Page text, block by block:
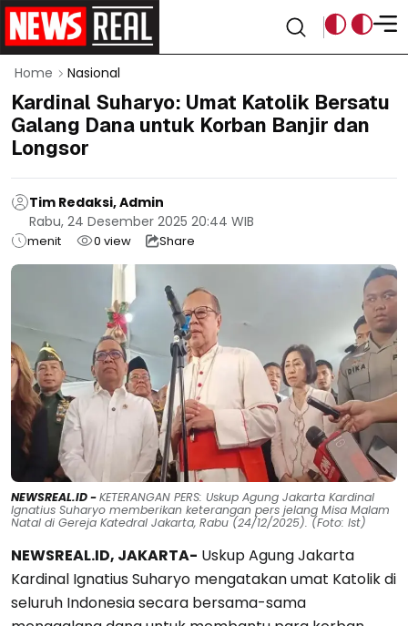
Home Nasional
Kardinal Suharyo: Umat Katolik Bersatu
Galang Dana untuk Korban Banjir dan
Longsor
Tim Redaksi, Admin
Rabu, 24 Desember 2025 20:44 WIB
menit 0 view Share
NEWSREAL.ID -KETERANGAN PERS: Uskup Agung Jakarta Kardinal
Ignatius Suharyo memberikan keterangan pers jelang Misa Malam
Natal di Gereja Katedral Jakarta, Rabu (24/12/2025). (Foto: Ist)
NEWSREAL.ID, JAKARTA- Uskup Agung Jakarta
Kardinal Ignatius Suharyo mengatakan umat Katolik di
seluruh Indonesia secara bersama-sama